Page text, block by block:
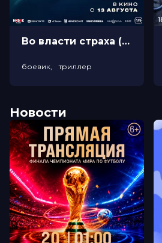
Во власти страха (18+)
боевик, триллер
Новости